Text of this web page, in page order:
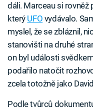
dáli. Marceau si rovněž
který UFO vydávalo.
myslel, že se zbláznil,
stanovišti na druhé
on byl události
podařilo natočit
zcela totožně jako
Podle tvůrců